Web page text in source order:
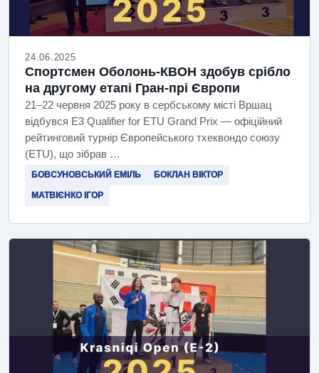
24.06.2025
Спортсмен Оболонь-КВОН здобув срібло
на другому етапі Гран-прі Європи
21–22 червня 2025 року в сербському місті Вршац
відбувся E3 Qualifier for ETU Grand Prix — офіційний
рейтинговий турнір Європейського тхеквондо союзу
(ETU), що зібрав …
БОВСУНОВСЬКИЙ ЕМІЛЬ БОКЛАН ВІКТОР
МАТВІЄНКО ІГОР